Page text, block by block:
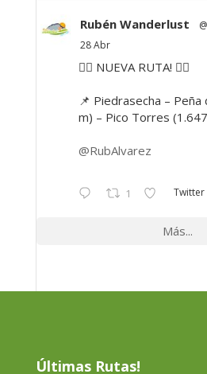
Rubén Wanderlust
28 Abr
🚶‍♂️ NUEVA RUTA! 🚶‍♀️
📌 Piedrasecha – Peña
m) – Pico Torres
@RubAlvarez
1 Twitter
Más...
Últimas Rutas!